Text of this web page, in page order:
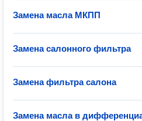
Замена масла МКПП
Замена салонного фильтра
Замена фильтра салона
Замена масла в